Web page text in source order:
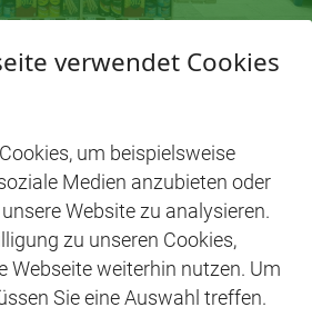
im CAP-Markt Abstatt
italienisches Lebensgefühl
gestalteten italienischen Aufbau
Spezialitäten, passende
verwendet Cookies
um beispielsweise
Medien anzubieten oder
Website zu analysieren.
zu unseren Cookies,
Webseite weiterhin nutzen. Um
Sie eine Auswahl treffen.